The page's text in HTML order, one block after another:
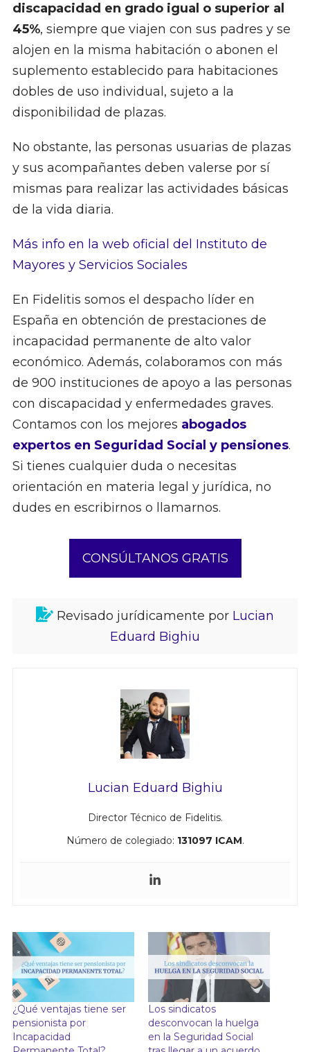
discapacidad en grado igual o superior al
45%, siempre que viajen con sus padres y se
alojen en la misma habitación o abonen el
suplemento establecido para habitaciones
dobles de uso individual, sujeto a la
disponibilidad de plazas.
No obstante, las personas usuarias de plazas
y sus acompañantes deben valerse por sí
mismas para realizar las actividades básicas
de la vida diaria.
Más info en la web oficial del Instituto de
Mayores y Servicios Sociales
En Fidelitis somos el despacho líder en
España en obtención de prestaciones de
incapacidad permanente de alto valor
económico. Además, colaboramos con más
de 900 instituciones de apoyo a las personas
con discapacidad y enfermedades graves.
Contamos con los mejores abogados
expertos en Seguridad Social y pensiones.
Si tienes cualquier duda o necesitas
orientación en materia legal y jurídica, no
dudes en escribirnos o llamarnos.
CONSÚLTANOS GRATIS
Revisado jurídicamente por Lucian
Eduard Bighiu
Lucian Eduard Bighiu
Director Técnico de Fidelitis.
Número de colegiado: 131097 ICAM.
¿Qué ventajas tiene ser
pensionista por
Incapacidad
Los sindicatos
desconvocan la huelga
en la Seguridad Social